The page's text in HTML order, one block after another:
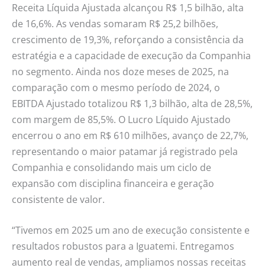
Receita Líquida Ajustada alcançou R$ 1,5 bilhão, alta
de 16,6%. As vendas somaram R$ 25,2 bilhões,
crescimento de 19,3%, reforçando a consistência da
estratégia e a capacidade de execução da Companhia
no segmento. Ainda nos doze meses de 2025, na
comparação com o mesmo período de 2024, o
EBITDA Ajustado totalizou R$ 1,3 bilhão, alta de 28,5%,
com margem de 85,5%. O Lucro Líquido Ajustado
encerrou o ano em R$ 610 milhões, avanço de 22,7%,
representando o maior patamar já registrado pela
Companhia e consolidando mais um ciclo de
expansão com disciplina financeira e geração
consistente de valor.
“Tivemos em 2025 um ano de execução consistente e
resultados robustos para a Iguatemi. Entregamos
aumento real de vendas, ampliamos nossas receitas